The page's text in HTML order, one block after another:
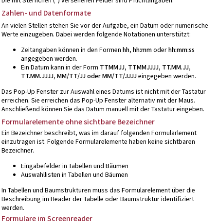
Zahlen- und Datenformate
An vielen Stellen stehen Sie vor der Aufgabe, ein Datum oder numerische
Werte einzugeben. Dabei werden folgende Notationen unterstützt:
Zeitangaben können in den Formen hh, hh:mmoderhh:mm:ss
angegeben werden.
Ein Datum kann in der Form TTMMJJ, TTMMJJJJ, TT.MM.JJ,
TT.MM.JJJJ, MM/TT/JJ oder MM/TT/JJJJeingegeben werden.
Das Pop-Up Fenster zur Auswahl eines Datums ist nicht mit der Tastatur
erreichen. Sie erreichen das Pop-Up Fenster alternativ mit der Maus.
Anschließend können Sie das Datum manuell mit der Tastatur eingeben.
Formularelemente ohne sichtbare Bezeichner
Ein Bezeichner beschreibt, was im darauf folgenden Formularlement
einzutragen ist. Folgende Formularelemente haben keine sichtbaren
Bezeichner.
Eingabefelder in Tabellen und Bäumen
Auswahllisten in Tabellen und Bäumen
In Tabellen und Baumstrukturen muss das Formularelement über die
Beschreibung im Header der Tabelle oder Baumstruktur identifiziert
werden.
Formulare im Screenreader